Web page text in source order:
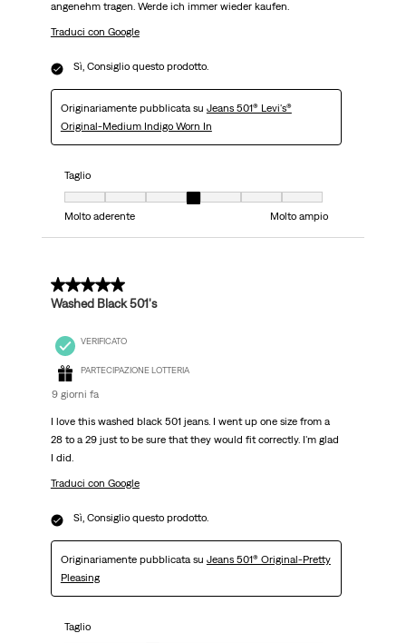
angenehm tragen. Werde ich immer wieder kaufen.
Traduci con Google
Sì, Consiglio questo prodotto.
Originariamente pubblicata su Jeans 501® Levi's®
Original-Medium Indigo Worn In
Taglio
Taglio, 4 su 7, dove 1 è uguale a Molto aderente e 7 è uguale a Molto
Molto aderente
Molto ampio
5 su 5 stelle.
Washed Black 501's
VERIFICATO
PARTECIPAZIONE LOTTERIA
9 giorni fa
I love this washed black 501 jeans. I went up one size from a
28 to a 29 just to be sure that they would fit correctly. I'm glad
I did.
Traduci con Google
Sì, Consiglio questo prodotto.
Originariamente pubblicata su Jeans 501® Original-Pretty
Pleasing
Taglio